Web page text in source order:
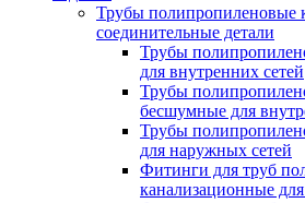
Трубы полипропиленовые
соединительные детали
Трубы
для внутренних сетей
Трубы
бесшумные для
Трубы
для наружных сетей
Фитинги для труб
канализационные